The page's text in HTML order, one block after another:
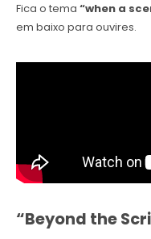
Fica o tema “when a
em baixo para ouvires.
“Beyond the